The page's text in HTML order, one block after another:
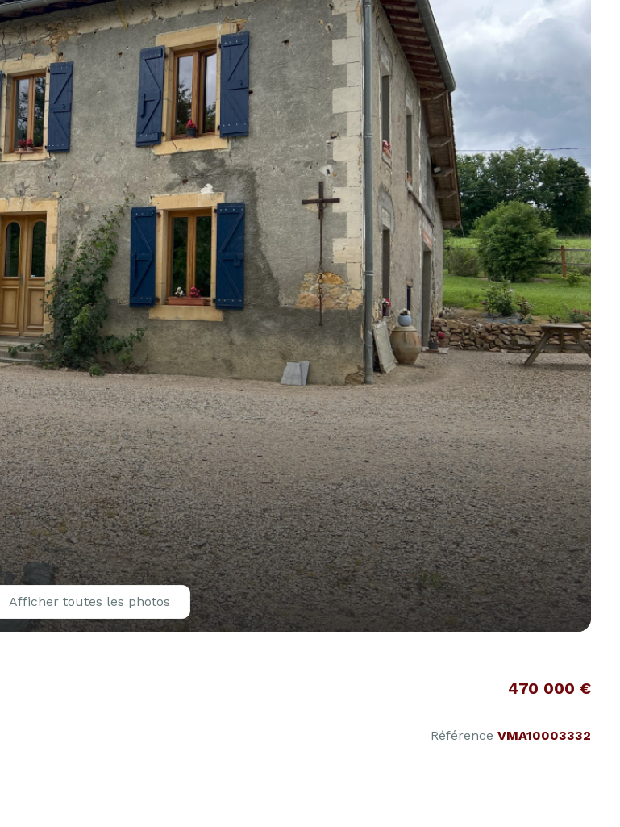
Afficher toutes les photos
470 000 €
Référence VMA10003332